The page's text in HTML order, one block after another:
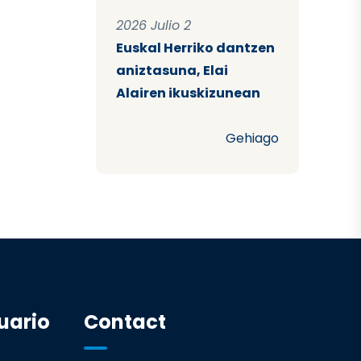
2026 Julio 2
Euskal Herriko dantzen
aniztasuna, Elai
Alairen ikuskizunean
Gehiago
Contact